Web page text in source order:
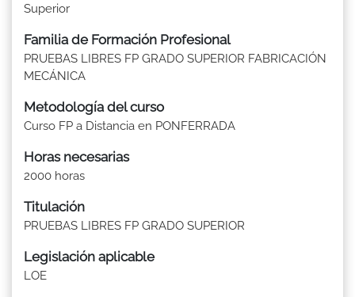
Superior
Familia de Formación Profesional
PRUEBAS LIBRES FP GRADO SUPERIOR FABRICACIÓN
MECÁNICA
Metodología del curso
Curso FP a Distancia en PONFERRADA
Horas necesarias
2000 horas
Titulación
PRUEBAS LIBRES FP GRADO SUPERIOR
Legislación aplicable
LOE